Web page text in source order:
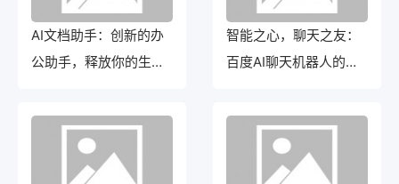
AI文档助手：创新的办
公助手，释放你的生产
智能之心，聊天之友：
百度AI聊天机器人的创